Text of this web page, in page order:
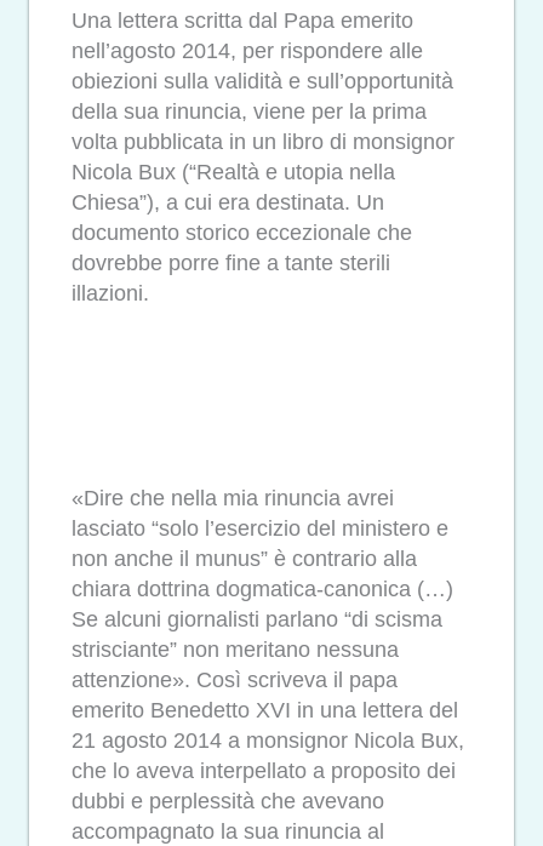
Una lettera scritta dal Papa emerito
nell’agosto 2014, per rispondere alle
obiezioni sulla validità e sull’opportunità
della sua rinuncia, viene per la prima
volta pubblicata in un libro di monsignor
Nicola Bux (“Realtà e utopia nella
Chiesa”), a cui era destinata. Un
documento storico eccezionale che
dovrebbe porre fine a tante sterili
illazioni.
«Dire che nella mia rinuncia avrei
lasciato “solo l’esercizio del ministero e
non anche il munus” è contrario alla
chiara dottrina dogmatica-canonica (…)
Se alcuni giornalisti parlano “di scisma
strisciante” non meritano nessuna
attenzione». Così scriveva il papa
emerito Benedetto XVI in una lettera del
21 agosto 2014 a monsignor Nicola Bux,
che lo aveva interpellato a proposito dei
dubbi e perplessità che avevano
accompagnato la sua rinuncia al